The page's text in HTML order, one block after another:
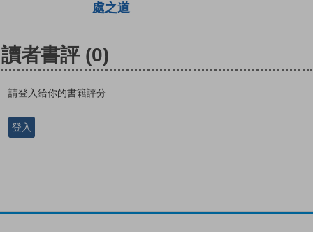
處之道
讀者書評 (0)
請登入給你的書籍評分
登入